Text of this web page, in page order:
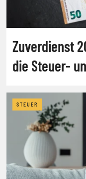
Zuverdienst
die Steuer-
STEUER